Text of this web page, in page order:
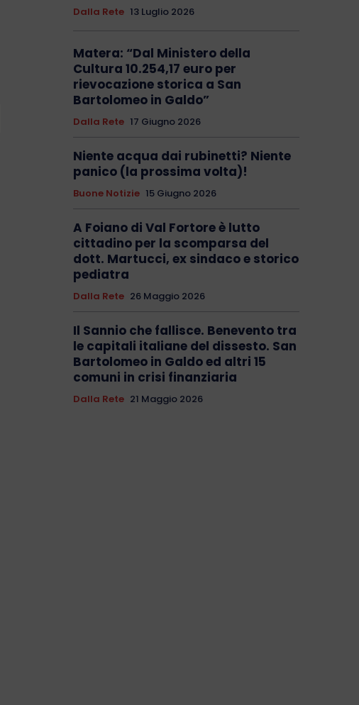
Dalla Rete 13 Luglio 2026
Matera: “Dal Ministero della
Cultura 10.254,17 euro per
rievocazione storica a San
Bartolomeo in Galdo”
Dalla Rete 17 Giugno 2026
Niente acqua dai rubinetti? Niente
panico (la prossima volta)!
Buone Notizie 15 Giugno 2026
A Foiano di Val Fortore è lutto
cittadino per la scomparsa del
dott. Martucci, ex sindaco e storico
pediatra
Dalla Rete 26 Maggio 2026
Il Sannio che fallisce. Benevento tra
le capitali italiane del dissesto. San
Bartolomeo in Galdo ed altri 15
comuni in crisi finanziaria
Dalla Rete 21 Maggio 2026